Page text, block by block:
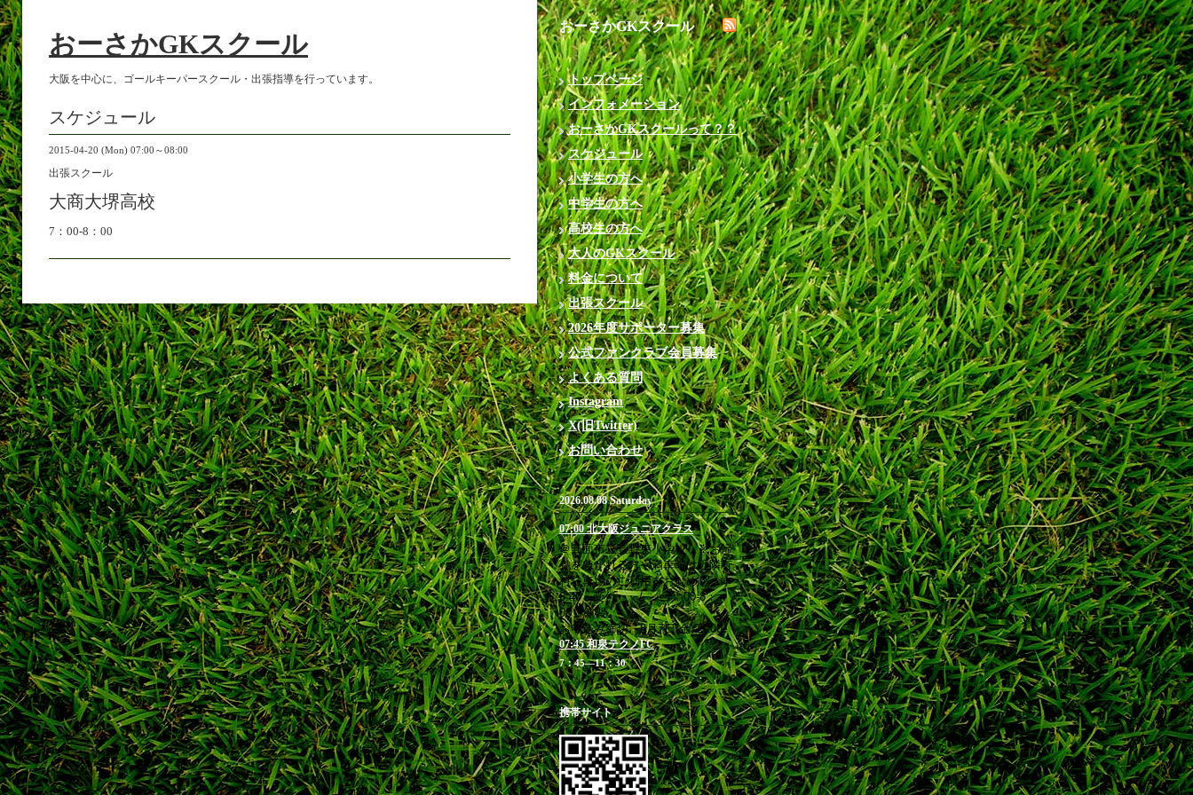
おーさかGKスクール
大阪を中心に、ゴールキーパースクール・出張指導を行っています。
スケジュール
2015-04-20 (Mon) 07:00～08:00
出張スクール
大商大堺高校
7：00-8：00
おーさかGKスクール
トップページ
インフォメーション
おーさかGKスクールって？？
スケジュール
小学生の方へ
中学生の方へ
高校生の方へ
大人のGKスクール
料金について
出張スクール
2026年度サポーター募集
公式ファンクラブ会員募集
よくある質問
Instagram
X(旧Twitter)
お問い合わせ
2026.08.08 Saturday
07:00 北大阪ジュニアクラス
＠箕面市立萱野東小学校 ※お帰
りを急がれる方や満車時は近隣有
料駐車場のご利用をお勧めします
6:40 受付 / 7：00-8：
00 練習
お申込み締切 8月7日(金)23:00
07:45 和泉テクノFC
7：45―11：30
携帯サイト